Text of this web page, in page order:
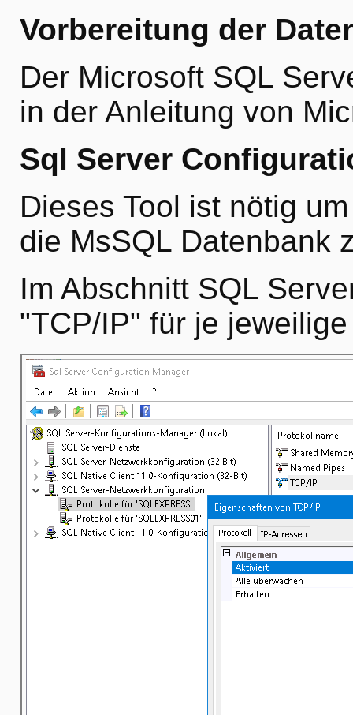
Vorbereitung der
Der Microsoft SQL
in der Anleitung von
Sql Server
Dieses Tool ist nötig
die MsSQL Datenbank
Im Abschnitt SQL
"TCP/IP" für je